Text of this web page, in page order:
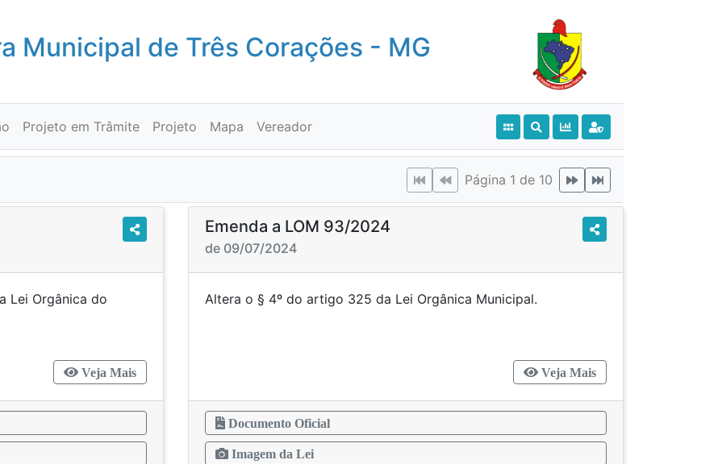
Municipal de Três Corações - MG
Projeto em Trâmite Projeto Mapa Vereador
Página 1 de 10
Lei Orgânica do
Veja Mais
Emenda a LOM 93/2024
de 09/07/2024
Altera o § 4º do artigo 325 da Lei Orgânica Municipal.
Veja Mais
Documento Oficial
Imagem da Lei